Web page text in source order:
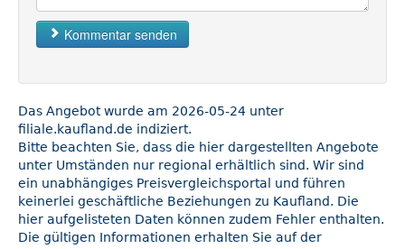
Kommentar senden
Das Angebot wurde am 2026-05-24 unter
filiale.kaufland.de indiziert.
Bitte beachten Sie, dass die hier dargestellten Angebote
unter Umständen nur regional erhältlich sind. Wir sind
ein unabhängiges Preisvergleichsportal und führen
keinerlei geschäftliche Beziehungen zu Kaufland. Die
hier aufgelisteten Daten können zudem Fehler enthalten.
Die gültigen Informationen erhalten Sie auf der